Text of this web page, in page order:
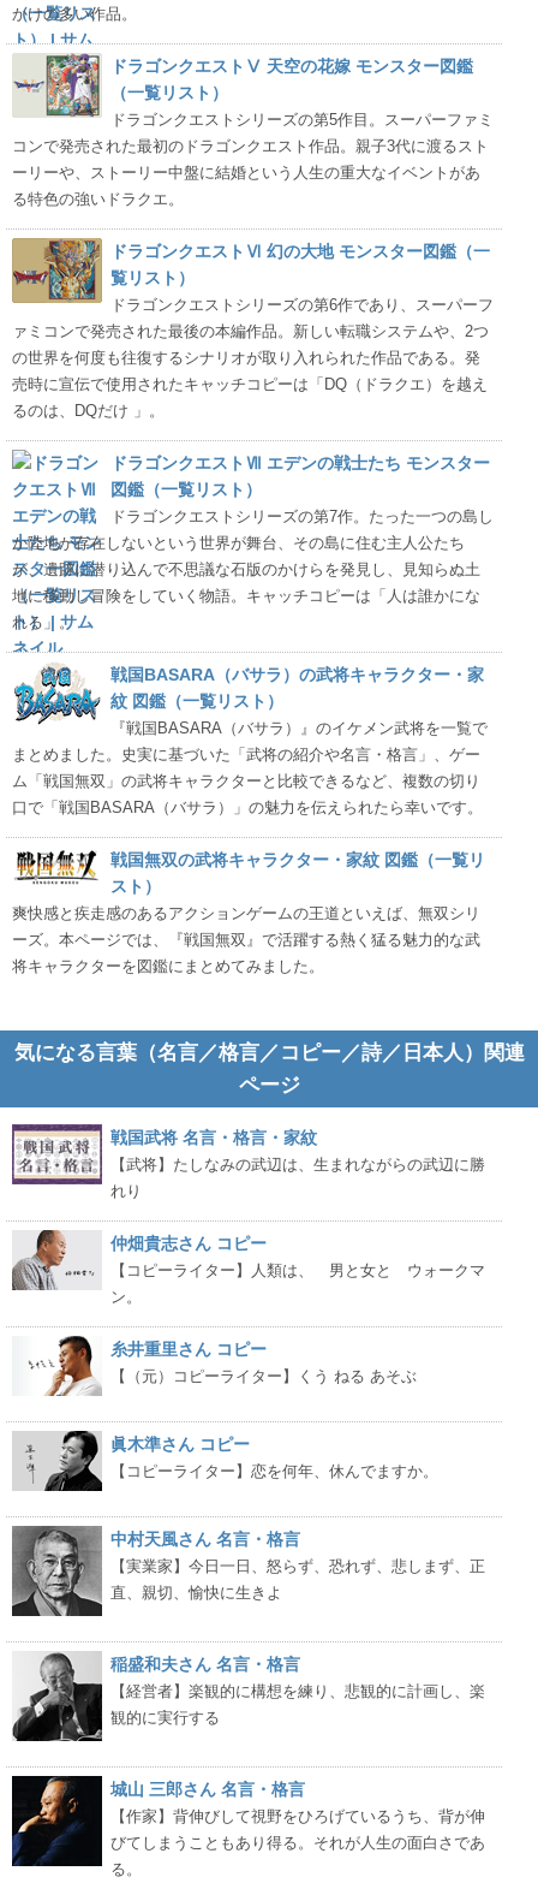
かけの多い作品。
ドラゴンクエストⅤ 天空の花嫁 モンスター図鑑
（一覧リスト）
ドラゴンクエストシリーズの第5作目。スーパーファミ
コンで発売された最初のドラゴンクエスト作品。親子3代に渡るスト
ーリーや、ストーリー中盤に結婚という人生の重大なイベントがあ
る特色の強いドラクエ。
ドラゴンクエストⅥ 幻の大地 モンスター図鑑（一
覧リスト）
ドラゴンクエストシリーズの第6作であり、スーパーフ
ァミコンで発売された最後の本編作品。新しい転職システムや、2つ
の世界を何度も往復するシナリオが取り入れられた作品である。発
売時に宣伝で使用されたキャッチコピーは「DQ（ドラクエ）を越え
るのは、DQだけ 」。
ドラゴンクエストⅦ エデンの戦士たち モンスター
図鑑（一覧リスト）
ドラゴンクエストシリーズの第7作。たった一つの島し
か陸地が存在しないという世界が舞台、その島に住む主人公たち
が、遺跡に潜り込んで不思議な石版のかけらを発見し、見知らぬ土
地に移動し冒険をしていく物語。キャッチコピーは「人は誰かにな
れる」。
戦国BASARA（バサラ）の武将キャラクター・家
紋 図鑑（一覧リスト）
『戦国BASARA（バサラ）』のイケメン武将を一覧で
まとめました。史実に基づいた「武将の紹介や名言・格言」、ゲー
ム「戦国無双」の武将キャラクターと比較できるなど、複数の切り
口で「戦国BASARA（バサラ）」の魅力を伝えられたら幸いです。
戦国無双の武将キャラクター・家紋 図鑑（一覧リ
スト）
爽快感と疾走感のあるアクションゲームの王道といえば、無双シリ
ーズ。本ページでは、『戦国無双』で活躍する熱く猛る魅力的な武
将キャラクターを図鑑にまとめてみました。
気になる言葉（名言／格言／コピー／詩／日本人）関連
ページ
戦国武将 名言・格言・家紋
【武将】たしなみの武辺は、生まれながらの武辺に勝
れり
仲畑貴志さん コピー
【コピーライター】人類は、 男と女と ウォークマ
ン。
糸井重里さん コピー
【（元）コピーライター】くう ねる あそぶ
眞木準さん コピー
【コピーライター】恋を何年、休んでますか。
中村天風さん 名言・格言
【実業家】今日一日、怒らず、恐れず、悲しまず、正
直、親切、愉快に生きよ
稲盛和夫さん 名言・格言
【経営者】楽観的に構想を練り、悲観的に計画し、楽
観的に実行する
城山 三郎さん 名言・格言
【作家】背伸びして視野をひろげているうち、背が伸
びてしまうこともあり得る。それが人生の面白さであ
る。